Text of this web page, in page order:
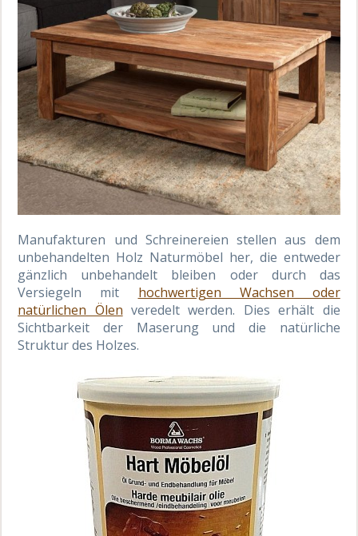
Manufakturen und Schreinereien stellen aus dem
unbehandelten Holz Naturmöbel her, die entweder
gänzlich unbehandelt bleiben oder durch das
Versiegeln mit hochwertigen Wachsen oder
natürlichen Ölen veredelt werden. Dies erhält die
Sichtbarkeit der Maserung und die natürliche
Struktur des Holzes.